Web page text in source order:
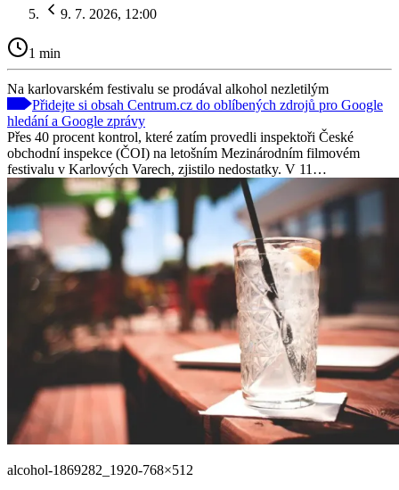
9. 7. 2026, 12:00
1 min
Na karlovarském festivalu se prodával alkohol nezletilým
Přidejte si obsah Centrum.cz do oblíbených zdrojů pro Google
hledání a Google zprávy
Přes 40 procent kontrol, které zatím provedli inspektoři České
obchodní inspekce (ČOI) na letošním Mezinárodním filmovém
festivalu v Karlových Varech, zjistilo nedostatky. V 11…
alcohol-1869282_1920-768×512